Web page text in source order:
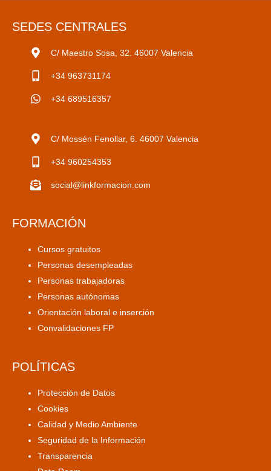
SEDES CENTRALES
C/ Maestro Sosa, 32. 46007 Valencia
+34 963731174
+34 689516357
C/ Mossén Fenollar, 6. 46007 Valencia
+34 960254353
social@linkformacion.com
FORMACIÓN
Cursos gratuitos
Personas desempleadas
Personas trabajadoras
Personas autónomas
Orientación laboral e inserción
Convalidaciones FP
POLÍTICAS
Protección de Datos
Cookies
Calidad y Medio Ambiente
Seguridad de la Información
Transparencia